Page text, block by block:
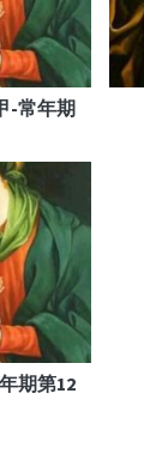
-常年期
期第12